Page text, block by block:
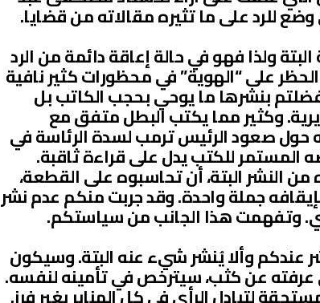
وضع للرد على ما تثيره مقالاته من قضايا.
ولذا فهو في حالة إعاقة دائمة من الرد
على “الهوية” في محظورات كثير نافية
بنشرها ما يوحي بحجب الكاتب بل
وكثير مما يكتب البطل متفق مع
حول صعود الرئيس ترمب لسدة الرئاسة في
المستمر للكتب يدل على قراءة ثاقبة.
النشر البتة، أن تحاسبوه على القطعة،
جملة واحدة. وقد جربت منكم عدم نشر
وتفهمت هذا الجانب من سياستكم.
عندكم وألا يُنشر شيء عنه البتة. وسيكون
عرفته عن كثب، سيترخص في تأمينه لنفسه.